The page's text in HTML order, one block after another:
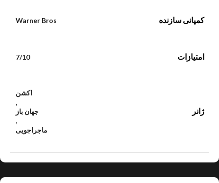
کمپانی سازنده Warner Bros
امتیازات 7/10
ژانر
اکشن
,
جهان باز
,
ماجراجویی